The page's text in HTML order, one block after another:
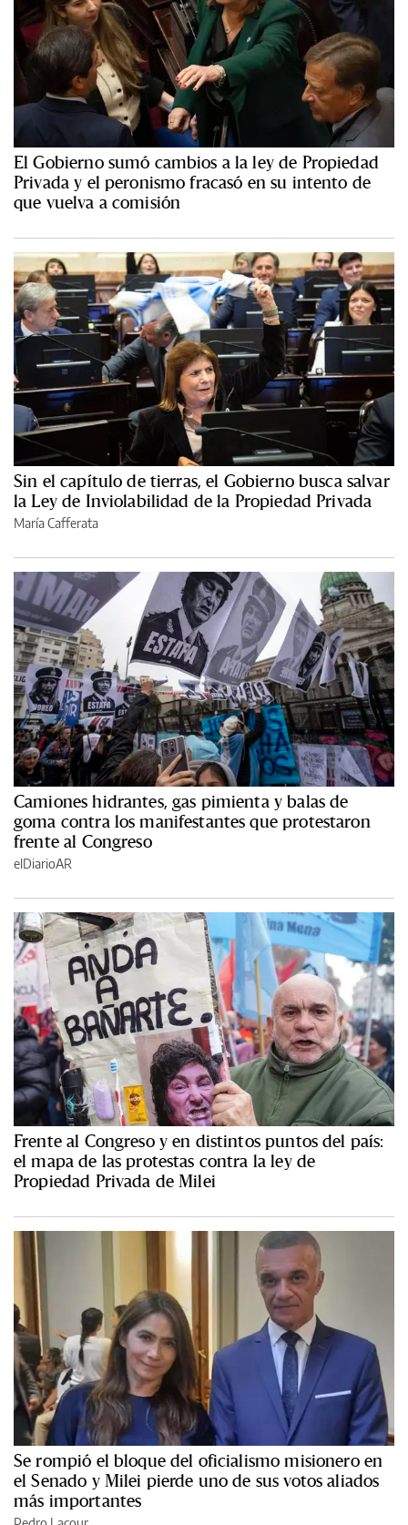
El Gobierno sumó cambios a la ley de Propiedad
Privada y el peronismo fracasó en su intento de
que vuelva a comisión
Sin el capítulo de tierras, el Gobierno busca salvar
la Ley de Inviolabilidad de la Propiedad Privada
María Cafferata
Camiones hidrantes, gas pimienta y balas de
goma contra los manifestantes que protestaron
frente al Congreso
elDiarioAR
Frente al Congreso y en distintos puntos del país:
el mapa de las protestas contra la ley de
Propiedad Privada de Milei
Se rompió el bloque del oficialismo misionero en
el Senado y Milei pierde uno de sus votos aliados
más importantes